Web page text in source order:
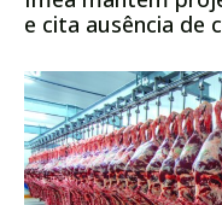
e cita ausência de